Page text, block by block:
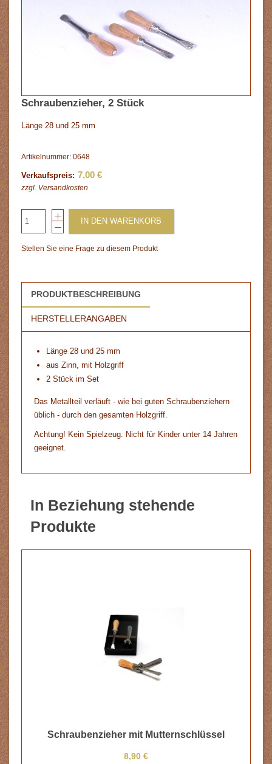
Schraubenzieher, 2 Stück
Länge 28 und 25 mm
Artikelnummer: 0648
Verkaufspreis: 7,00 €
zzgl. Versandkosten
IN DEN WARENKORB
Stellen Sie eine Frage zu diesem Produkt
PRODUKTBESCHREIBUNG
HERSTELLERANGABEN
Länge 28 und 25 mm
aus Zinn, mit Holzgriff
2 Stück im Set
Das Metallteil verläuft - wie bei guten Schraubenziehern
üblich - durch den gesamten Holzgriff.
Achtung! Kein Spielzeug. Nicht für Kinder unter 14 Jahren
geeignet.
In Beziehung stehende
Produkte
Schraubenzieher mit Mutternschlüssel
8,90 €